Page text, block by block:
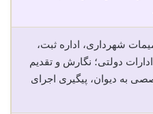
شهرداری، اداره ثبت،
دولتی؛ نگارش و تقدیم
به دیوان، پیگیری اجرای